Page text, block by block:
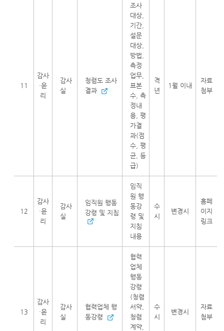
11
감사
·윤
리
감사
실
청렴도 조사
결과
조사
대상,
기간,
설문
대상,
방법,
측정
업무,
표본
수, 측
정내
용, 평
가결
과(점
수, 평
균, 등
급)
격
년
1월 이내
자료
첨부
12
감사
·윤
리
감사
실
임직원 행동
강령 및 지침
임직
원 행
동강
령 및
지침
내용
수
시
변경시
홈페
이지
링크
13
감사
·윤
리
감사
실
협력업체 행
동강령
협력
업체
행동
강령
(청렴
서약,
청렴
계약,
수
시
변경시
자료
첨부